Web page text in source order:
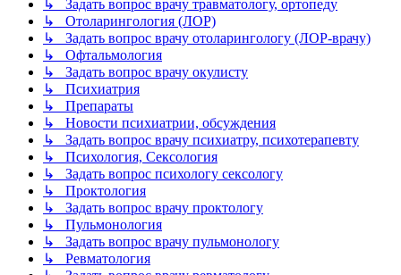
↳ Задать вопрос врачу травматологу, ортопеду
↳ Отоларингология (ЛОР)
↳ Задать вопрос врачу отоларингологу (ЛОР-врачу)
↳ Офтальмология
↳ Задать вопрос врачу окулисту
↳ Психиатрия
↳ Препараты
↳ Новости психиатрии, обсуждения
↳ Задать вопрос врачу психиатру, психотерапевту
↳ Психология, Сексология
↳ Задать вопрос психологу сексологу
↳ Проктология
↳ Задать вопрос врачу проктологу
↳ Пульмонология
↳ Задать вопрос врачу пульмонологу
↳ Ревматология